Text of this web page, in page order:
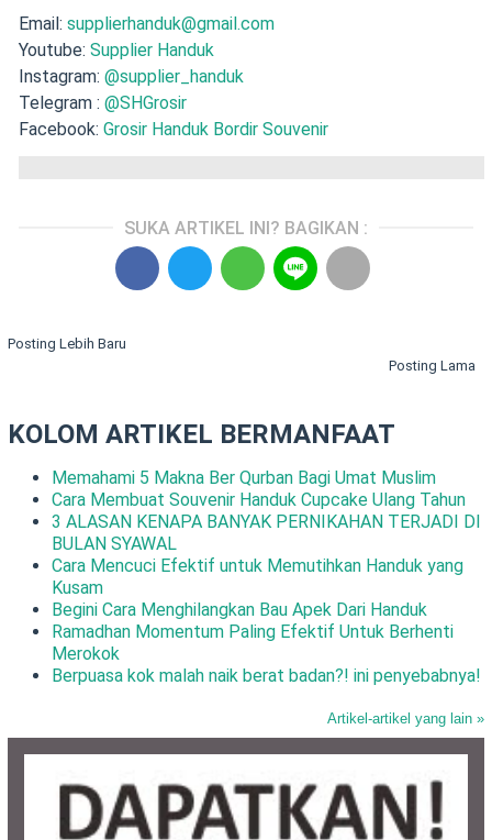
Email: supplierhanduk@gmail.com
Youtube: Supplier Handuk
Instagram: @supplier_handuk
Telegram : @SHGrosir
Facebook: Grosir Handuk Bordir Souvenir
SUKA ARTIKEL INI? BAGIKAN :
Posting Lebih Baru
Posting Lama
KOLOM ARTIKEL BERMANFAAT
Memahami 5 Makna Ber Qurban Bagi Umat Muslim
Cara Membuat Souvenir Handuk Cupcake Ulang Tahun
3 ALASAN KENAPA BANYAK PERNIKAHAN TERJADI DI
BULAN SYAWAL
Cara Mencuci Efektif untuk Memutihkan Handuk yang
Kusam
Begini Cara Menghilangkan Bau Apek Dari Handuk
Ramadhan Momentum Paling Efektif Untuk Berhenti
Merokok
Berpuasa kok malah naik berat badan?! ini penyebabnya!
Artikel-artikel yang lain »